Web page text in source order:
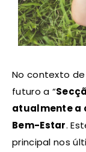
No contexto
futuro a “
atualmente a
Bem-Estar.
principal nos